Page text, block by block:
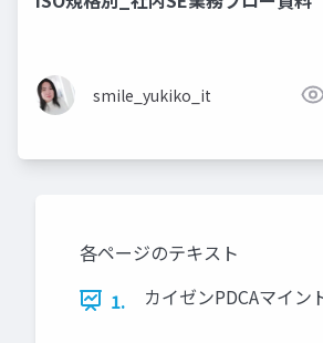
smile_yukiko_it
各ページのテキスト
1.
カイゼンPDCAマイ